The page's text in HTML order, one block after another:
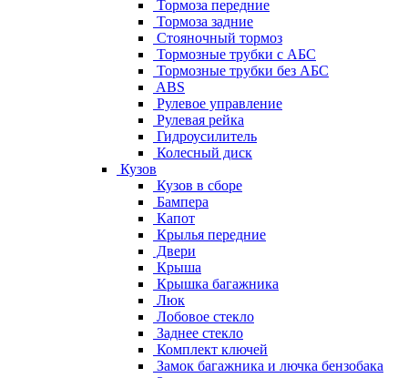
Тормоза передние
Тормоза задние
Стояночный тормоз
Тормозные трубки с АБС
Тормозные трубки без АБС
ABS
Рулевое управление
Рулевая рейка
Гидроусилитель
Колесный диск
Кузов
Кузов в сборе
Бампера
Капот
Крылья передние
Двери
Крыша
Крышка багажника
Люк
Лобовое стекло
Заднее стекло
Комплект ключей
Замок багажника и лючка бензобака